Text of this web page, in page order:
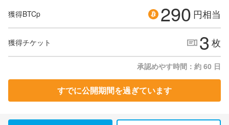
獲得BTCp 290 円相当
獲得チケット 3枚
承認めやす時間：約 60 日
すでに公開期間を過ぎています